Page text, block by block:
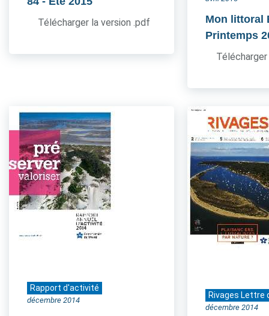
Télécharger la version .pdf
Mon littoral
Printemps
Rapport d'activité
décembre 2014
Rivages Lettre
décembre 2014